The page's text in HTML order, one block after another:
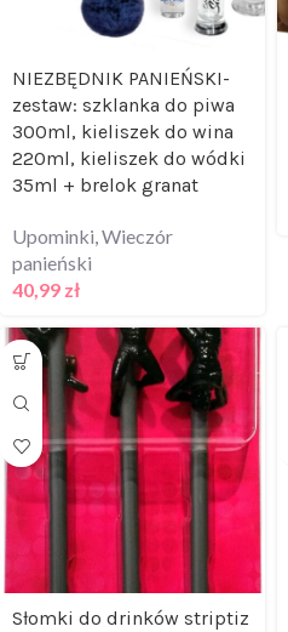
NIEZBĘDNIK PANIEŃSKI-
zestaw: szklanka do piwa
300ml, kieliszek do wina
220ml, kieliszek do wódki
35ml + brelok granat
Upominki,Wieczór
panieński
40,99 zł
Słomki do drinków striptiz